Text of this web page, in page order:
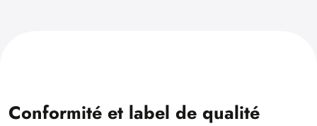
Conformité et label de qualité